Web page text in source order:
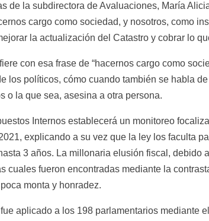
de la subdirectora de Avaluaciones, María
cargo como sociedad, y nosotros, como
la actualización del Catastro y cobrar lo
con esa frase de “hacernos cargo como
los políticos, cómo cuando también se habla
o la que sea, asesina a otra persona.
Internos establecerá un monitoreo
explicando a su vez que la ley los faculta
3 años. La millonaria elusión fiscal, debido
cuales fueron encontradas mediante la
monta y honradez.
aplicado a los 198 parlamentarios mediante